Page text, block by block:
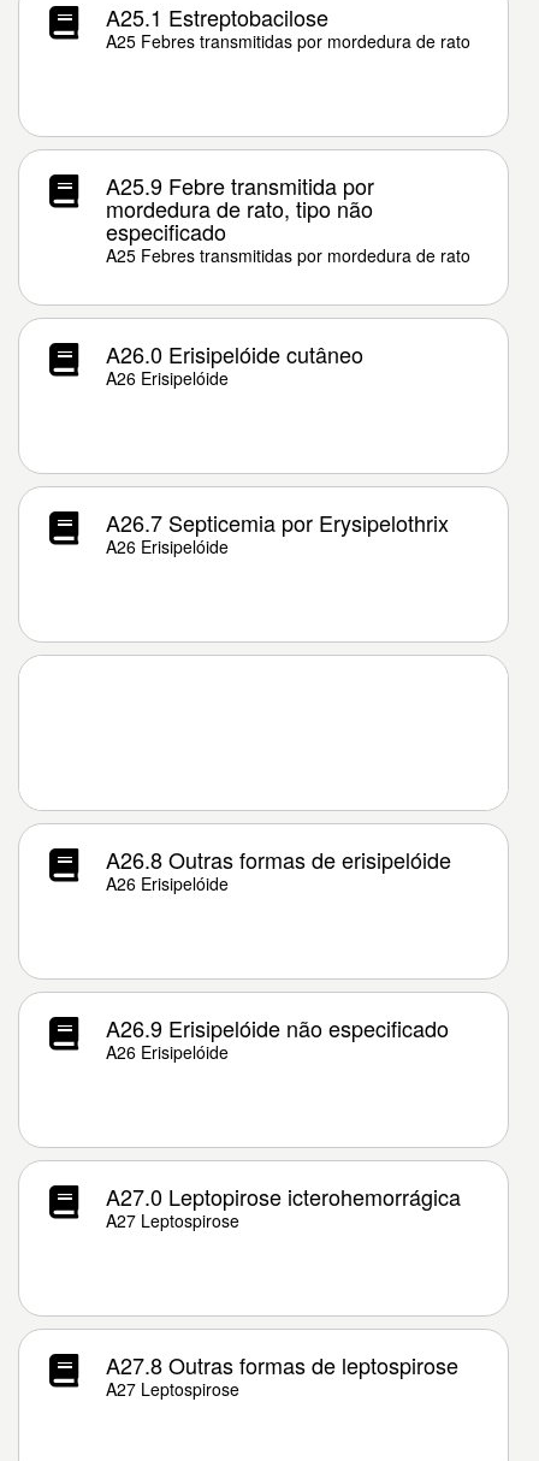
A25.1 Estreptobacilose
A25 Febres transmitidas por mordedura de rato
A25.9 Febre transmitida por
mordedura de rato, tipo não
especificado
A25 Febres transmitidas por mordedura de rato
A26.0 Erisipelóide cutâneo
A26 Erisipelóide
A26.7 Septicemia por Erysipelothrix
A26 Erisipelóide
A26.8 Outras formas de erisipelóide
A26 Erisipelóide
A26.9 Erisipelóide não especificado
A26 Erisipelóide
A27.0 Leptopirose icterohemorrágica
A27 Leptospirose
A27.8 Outras formas de leptospirose
A27 Leptospirose